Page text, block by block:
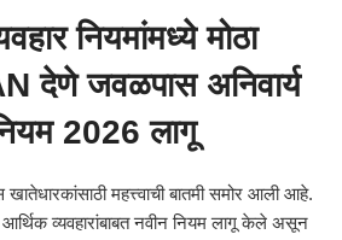
नियमांमध्ये मोठा
देणे जवळपास अनिवार्य
2026 लागू
महत्त्वाची बातमी समोर आली आहे.
व्यवहारांबाबत नवीन नियम लागू केले असून